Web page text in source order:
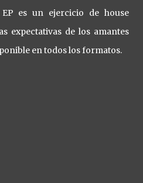
es un ejercicio de house
expectativas de los amantes
en todos los formatos.